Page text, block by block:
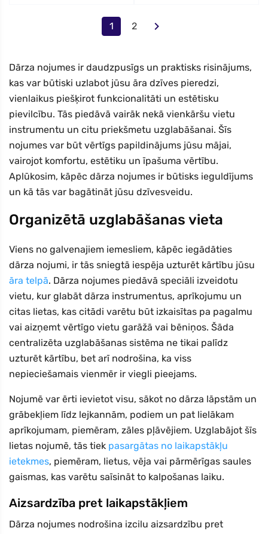
1 2
Dārza nojumes ir daudzpusīgs un praktisks risinājums,
kas var būtiski uzlabot jūsu āra dzīves pieredzi,
vienlaikus piešķirot funkcionalitāti un estētisku
pievilcību. Tās piedāvā vairāk nekā vienkāršu vietu
instrumentu un citu priekšmetu uzglabāšanai. Šīs
nojumes var būt vērtīgs papildinājums jūsu mājai,
vairojot komfortu, estētiku un īpašuma vērtību.
Aplūkosim, kāpēc dārza nojumes ir būtisks ieguldījums
un kā tās var bagātināt jūsu dzīvesveidu.
Organizētā uzglabāšanas vieta
Viens no galvenajiem iemesliem, kāpēc iegādāties
dārza nojumi, ir tās sniegtā iespēja uzturēt kārtību jūsu
āra telpā. Dārza nojumes piedāvā speciāli izveidotu
vietu, kur glabāt dārza instrumentus, aprīkojumu un
citas lietas, kas citādi varētu būt izkaisītas pa pagalmu
vai aizņemt vērtīgo vietu garāžā vai bēniņos. Šāda
centralizēta uzglabāšanas sistēma ne tikai palīdz
uzturēt kārtību, bet arī nodrošina, ka viss
nepieciešamais vienmēr ir viegli pieejams.
Nojumē var ērti ievietot visu, sākot no dārza lāpstām un
grābekļiem līdz lejkannām, podiem un pat lielākam
aprīkojumam, piemēram, zāles pļāvējiem. Uzglabājot šīs
lietas nojumē, tās tiek pasargātas no laikapstākļu
ietekmes, piemēram, lietus, vēja vai pārmērīgas saules
gaismas, kas varētu saīsināt to kalpošanas laiku.
Aizsardzība pret laikapstākļiem
Dārza nojumes nodrošina izcilu aizsardzību pret